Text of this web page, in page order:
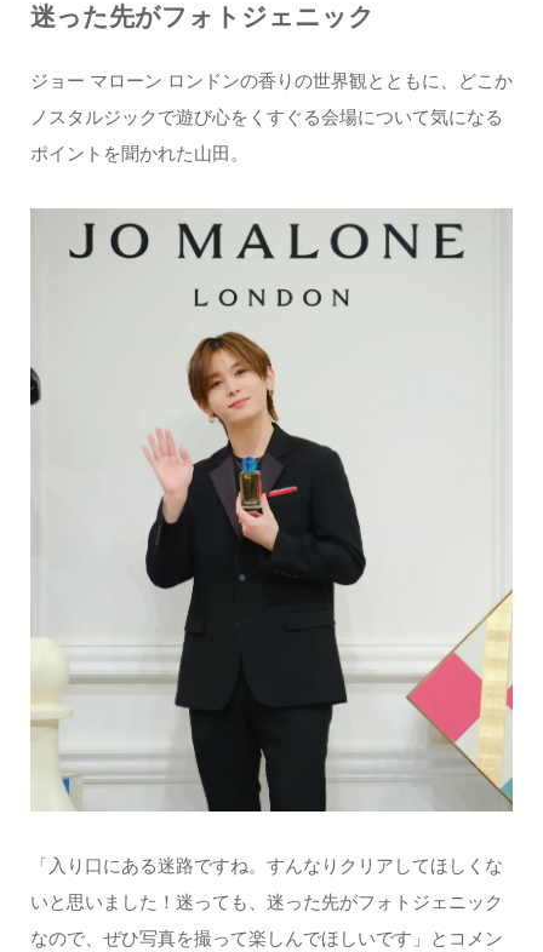
迷った先がフォトジェニック
ジョー マローン ロンドンの香りの世界観とともに、どこか
ノスタルジックで遊び心をくすぐる会場について気になる
ポイントを聞かれた山田。
「入り口にある迷路ですね。すんなりクリアしてほしくな
いと思いました！迷っても、迷った先がフォトジェニック
なので、ぜひ写真を撮って楽しんでほしいです」とコメン